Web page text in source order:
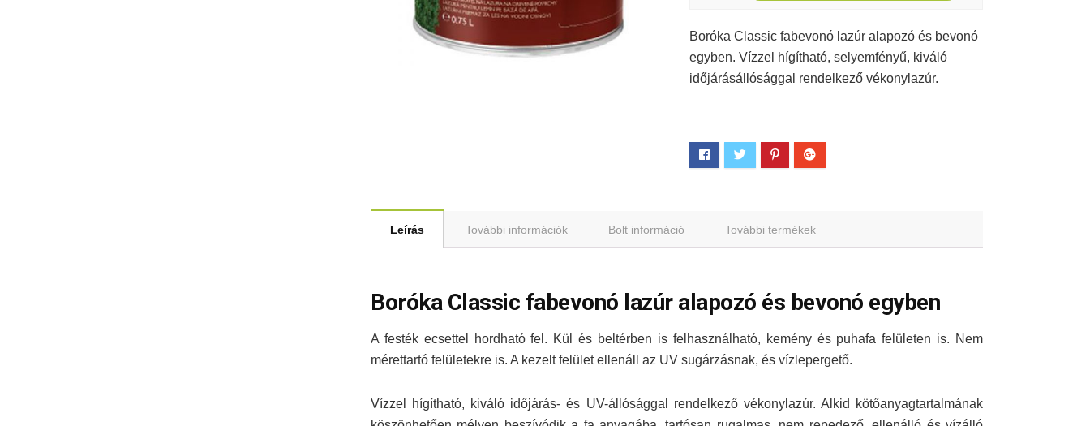
Boróka Classic fabevonó lazúr alapozó és bevonó
egyben. Vízzel hígítható, selyemfényű, kiváló
időjárásállósággal rendelkező vékonylazúr.
Leírás További információk Bolt információ További termékek
Boróka Classic fabevonó lazúr alapozó és bevonó egyben
A festék ecsettel hordható fel. Kül és beltérben is felhasználható, kemény és puhafa felületen is. Nem
mérettartó felületekre is. A kezelt felület ellenáll az UV sugárzásnak, és vízlepergető.
Vízzel hígítható, kiváló időjárás- és UV-állósággal rendelkező vékonylazúr. Alkid kötőanyagtartalmának